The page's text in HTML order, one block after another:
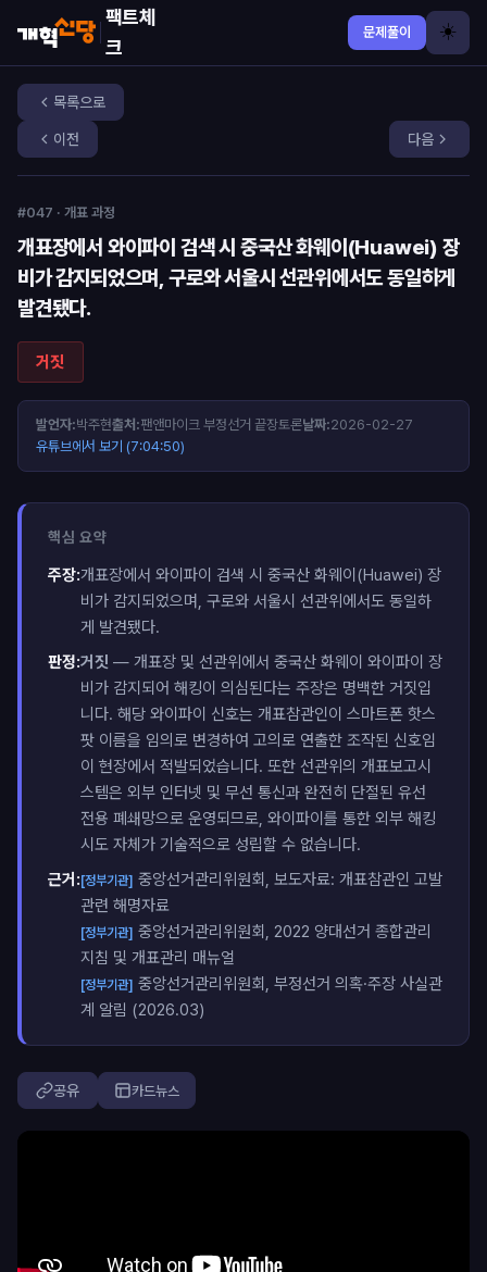
팩트체
크
문제풀이 ☀️
목록으로
이전 다음
#047 · 개표 과정
개표장에서 와이파이 검색 시 중국산 화웨이(Huawei) 장
비가 감지되었으며, 구로와 서울시 선관위에서도 동일하게
발견됐다.
거짓
발언자:박주현출처:팬앤마이크 부정선거 끝장토론날짜:2026-02-27
유튜브에서 보기 (7:04:50)
핵심 요약
주장:개표장에서 와이파이 검색 시 중국산 화웨이(Huawei) 장
비가 감지되었으며, 구로와 서울시 선관위에서도 동일하
게 발견됐다.
판정:거짓 — 개표장 및 선관위에서 중국산 화웨이 와이파이 장
비가 감지되어 해킹이 의심된다는 주장은 명백한 거짓입
니다. 해당 와이파이 신호는 개표참관인이 스마트폰 핫스
팟 이름을 임의로 변경하여 고의로 연출한 조작된 신호임
이 현장에서 적발되었습니다. 또한 선관위의 개표보고시
스템은 외부 인터넷 및 무선 통신과 완전히 단절된 유선
전용 폐쇄망으로 운영되므로, 와이파이를 통한 외부 해킹
시도 자체가 기술적으로 성립할 수 없습니다.
근거: [정부기관] 중앙선거관리위원회, 보도자료: 개표참관인 고발
관련 해명자료
[정부기관] 중앙선거관리위원회, 2022 양대선거 종합관리
지침 및 개표관리 매뉴얼
[정부기관] 중앙선거관리위원회, 부정선거 의혹·주장 사실관
계 알림 (2026.03)
공유 카드뉴스